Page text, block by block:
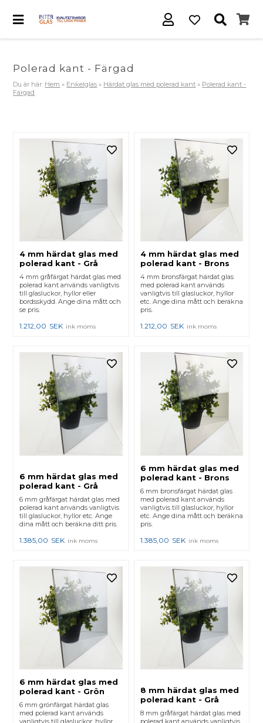
Polerad kant - Färgad
Du är här: Hem » Enkelglas » Härdat glas med polerad kant » Polerad kant -
Färgad
4 mm härdat glas med
polerad kant - Grå
4 mm gråfärgat härdat glas med
polerad kant används vanligtvis
till glasluckor, hyllor eller
bordsskydd. Ange dina mått och
se pris.
1.212,00 SEK ink moms
4 mm härdat glas med
polerad kant - Brons
4 mm bronsfärgat härdat glas
med polerad kant används
vanligtvis till glasluckor, hyllor
etc. Ange dina mått och beräkna
pris.
1.212,00 SEK ink moms
6 mm härdat glas med
polerad kant - Grå
6 mm gråfärgat härdat glas med
polerad kant används vanligtvis
till glasluckor, hyllor etc. Ange
dina mått och beräkna ditt pris.
1.385,00 SEK ink moms
6 mm härdat glas med
polerad kant - Brons
6 mm bronsfärgat härdat glas
med polerad kant används
vanligtvis till glasluckor, hyllor
etc. Ange dina mått och beräkna
pris.
1.385,00 SEK ink moms
6 mm härdat glas med
polerad kant - Grön
6 mm grönfärgat härdat glas
med polerad kant används
vanligtvis till glasluckor, hyllor
8 mm härdat glas med
polerad kant - Grå
8 mm gråfärgat härdat glas med
polerad kant används vanligtvis